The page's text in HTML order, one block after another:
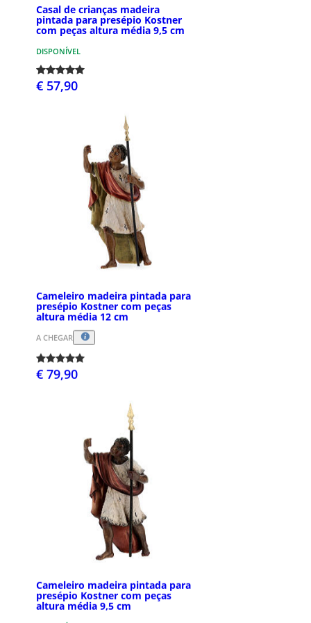
Casal de crianças madeira
pintada para presépio Kostner
com peças altura média 9,5 cm
DISPONÍVEL
€ 57,90
Cameleiro madeira pintada para
presépio Kostner com peças
altura média 12 cm
A CHEGAR
€ 79,90
Cameleiro madeira pintada para
presépio Kostner com peças
altura média 9,5 cm